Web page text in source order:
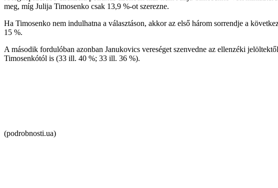
meg, míg Julija Timosenko csak 13,9 %-ot szerezne.
Ha Timosenko nem indulhatna a választáson, akkor az első három sorrendje a
15 %.
A második fordulóban azonban Janukovics vereséget szenvedne az ellenzéki
Timosenkótól is (33 ill. 40 %; 33 ill. 36 %).
(podrobnosti.ua)